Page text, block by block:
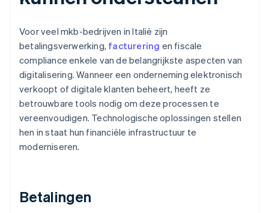
Voor veel mkb-bedrijven in Italië zijn
betalingsverwerking, facturering en fiscale
compliance enkele van de belangrijkste aspecten van
digitalisering. Wanneer een onderneming elektronisch
verkoopt of digitale klanten beheert, heeft ze
betrouwbare tools nodig om deze processen te
vereenvoudigen. Technologische oplossingen stellen
hen in staat hun financiële infrastructuur te
moderniseren.
Betalingen